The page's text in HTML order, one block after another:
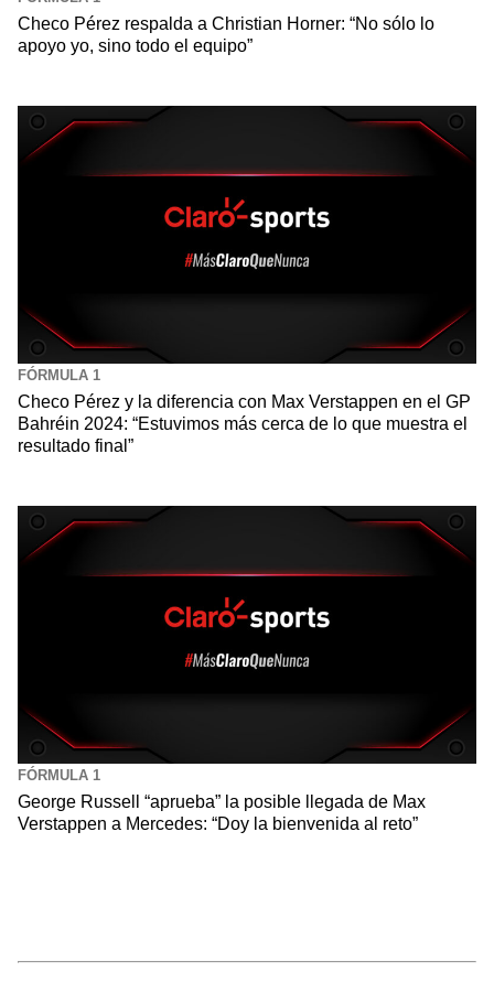
Checo Pérez respalda a Christian Horner: “No sólo lo
apoyo yo, sino todo el equipo”
FÓRMULA 1
Checo Pérez y la diferencia con Max Verstappen en el GP
Bahréin 2024: “Estuvimos más cerca de lo que muestra el
resultado final”
FÓRMULA 1
George Russell “aprueba” la posible llegada de Max
Verstappen a Mercedes: “Doy la bienvenida al reto”